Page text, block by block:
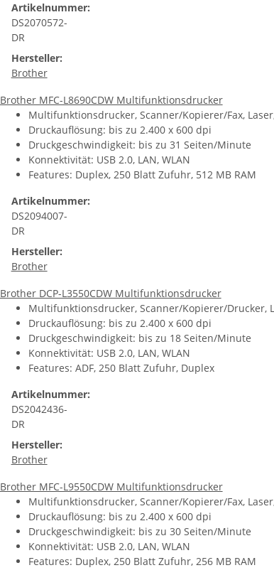
Artikelnummer:
DS2070572-
DR
Hersteller:
Brother
Brother MFC-L8690CDW Multifunktionsdrucker
Multifunktionsdrucker, Scanner/Kopierer/Fax,
Druckauflösung: bis zu 2.400 x 600 dpi
Druckgeschwindigkeit: bis zu 31 Seiten/Minute
Konnektivität: USB 2.0, LAN, WLAN
Features: Duplex, 250 Blatt Zufuhr, 512 MB RAM
Artikelnummer:
DS2094007-
DR
Hersteller:
Brother
Brother DCP-L3550CDW Multifunktionsdrucker
Multifunktionsdrucker, Scanner/Kopierer/Drucker,
Druckauflösung: bis zu 2.400 x 600 dpi
Druckgeschwindigkeit: bis zu 18 Seiten/Minute
Konnektivität: USB 2.0, LAN, WLAN
Features: ADF, 250 Blatt Zufuhr, Duplex
Artikelnummer:
DS2042436-
DR
Hersteller:
Brother
Brother MFC-L9550CDW Multifunktionsdrucker
Multifunktionsdrucker, Scanner/Kopierer/Fax,
Druckauflösung: bis zu 2.400 x 600 dpi
Druckgeschwindigkeit: bis zu 30 Seiten/Minute
Konnektivität: USB 2.0, LAN, WLAN
Features: Duplex, 250 Blatt Zufuhr, 256 MB RAM